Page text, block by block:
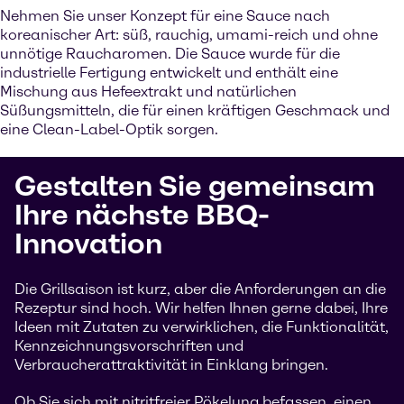
Nehmen Sie unser Konzept für eine Sauce nach
koreanischer Art: süß, rauchig, umami-reich und ohne
unnötige Raucharomen. Die Sauce wurde für die
industrielle Fertigung entwickelt und enthält eine
Mischung aus Hefeextrakt und natürlichen
Süßungsmitteln, die für einen kräftigen Geschmack und
eine Clean-Label-Optik sorgen.
Gestalten Sie gemeinsam
Ihre nächste BBQ-
Innovation
Die Grillsaison ist kurz, aber die Anforderungen an die
Rezeptur sind hoch. Wir helfen Ihnen gerne dabei, Ihre
Ideen mit Zutaten zu verwirklichen, die Funktionalität,
Kennzeichnungsvorschriften und
Verbraucherattraktivität in Einklang bringen.